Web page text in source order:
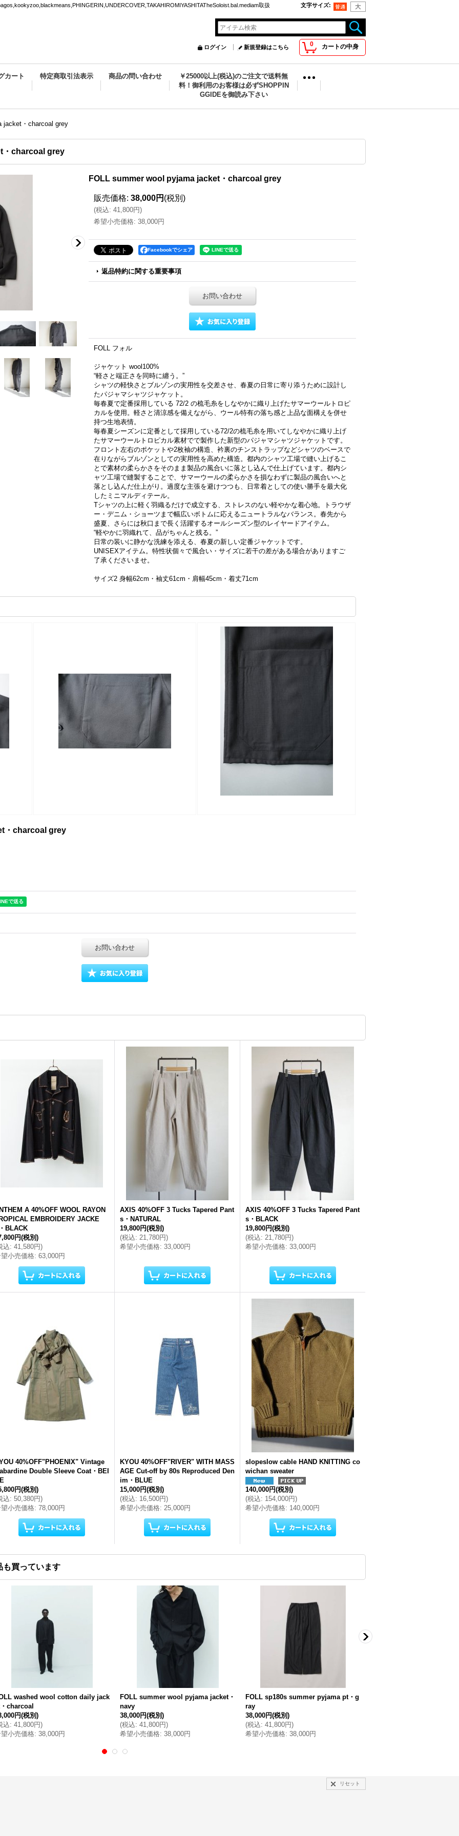
取扱 文字サイズ:
0 カートの中身
ログイン 新規登録はこちら
カート 特定商取引法表示 商品の問い合わせ
￥25000以上(税込)のご注文で送料無
料！御利用のお客様は必ずSHOPPIN
GGIDEを御読み下さい
jacket・charcoal grey
・charcoal grey
FOLL summer wool pyjama jacket・charcoal grey
販売価格: 38,000円 (税別)
(税込: 41,800円)
希望小売価格: 38,000円
Facebookでシェア
返品特約に関する重要事項
お問い合わせ
FOLL フォル
ジャケット wool100%
“軽さと端正さを同時に纏う。”
シャツの軽快さとブルゾンの実用性を交差させ、春夏の日常に寄り添うために設計し
たパジャマシャツジャケット。
毎春夏で定番採用している 72/2 の梳毛糸をしなやかに織り上げたサマーウールトロピ
カルを使用。軽さと清涼感を備えながら、ウール特有の落ち感と上品な面構えを併せ
持つ生地表情。
毎春夏シーズンに定番として採用している72/2の梳毛糸を用いてしなやかに織り上げ
たサマーウールトロピカル素材でで製作した新型のパジャマシャツジャケットです。
フロント左右のポケットや2枚袖の構造、衿裏のチンストラップなどシャツのベースで
在りながらブルゾンとしての実用性を高めた構造。都内のシャツ工場で縫い上げるこ
とで素材の柔らかさをそのまま製品の風合いに落とし込んで仕上げています。都内シ
ャツ工場で縫製することで、サマーウールの柔らかさを損なわずに製品の風合いへと
落とし込んだ仕上がり。過度な主張を避けつつも、日常着としての使い勝手を最大化
したミニマルディテール。
Tシャツの上に軽く羽織るだけで成立する、ストレスのない軽やかな着心地。トラウザ
ー・デニム・ショーツまで幅広いボトムに応えるニュートラルなバランス。春先から
盛夏、さらには秋口まで長く活躍するオールシーズン型のレイヤードアイテム。
“軽やかに羽織れて、品がちゃんと残る。”
日常の装いに静かな洗練を添える、春夏の新しい定番ジャケットです。
UNISEXアイテム。特性状個々で風合い・サイズに若干の差がある場合がありますご
了承くださいませ。
サイズ2 身幅62cm・袖丈61cm・肩幅45cm・着丈71cm
・charcoal grey
お問い合わせ
A 40%OFF WOOL RAYON
EMBROIDERY JACKE
BLACK
円(税別)
込: 41,580円)
小売価格: 63,000円
AXIS 40%OFF 3 Tucks Tapered Pant
s・NATURAL
19,800円(税別)
(税込: 21,780円)
希望小売価格: 33,000円
AXIS 40%OFF 3 Tucks Tapered Pant
s・BLACK
19,800円(税別)
(税込: 21,780円)
希望小売価格: 33,000円
40%OFF"PHOENIX" Vintage
Double Sleeve Coat・BEI
円(税別)
込: 50,380円)
小売価格: 78,000円
KYOU 40%OFF"RIVER" WITH MASS
AGE Cut-off by 80s Reproduced Den
im・BLUE
15,000円(税別)
(税込: 16,500円)
希望小売価格: 25,000円
slopeslow cable HAND KNITTING co
wichan sweater
140,000円(税別)
(税込: 154,000円)
希望小売価格: 140,000円
も買っています
washed wool cotton daily jack
charcoal
円(税別)
込: 41,800円)
小売価格: 38,000円
FOLL summer wool pyjama jacket・
navy
38,000円(税別)
(税込: 41,800円)
希望小売価格: 38,000円
FOLL sp180s summer pyjama pt・g
ray
38,000円(税別)
(税込: 41,800円)
希望小売価格: 38,000円
リセット